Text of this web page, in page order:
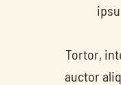
Tortor,
auctor